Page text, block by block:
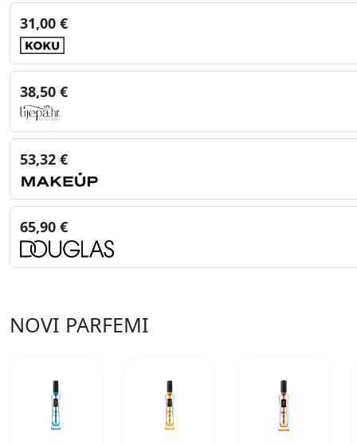
31,00 €
38,50 €
53,32 €
65,90 €
NOVI PARFEMI